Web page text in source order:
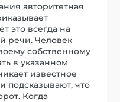
авторитетная
это всегда на
речи. Человек
собственному
в указанном
известное
подсказывают, что
Когда